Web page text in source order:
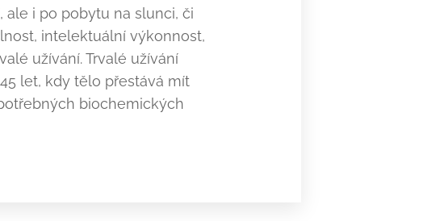
i po pobytu na slunci, či
intelektuální výkonnost,
užívání. Trvalé užívání
let, kdy tělo přestává mít
biochemických